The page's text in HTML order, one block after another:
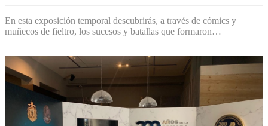
En esta exposición temporal descubrirás, a través de cómics y
muñecos de fieltro, los sucesos y batallas que formaron…